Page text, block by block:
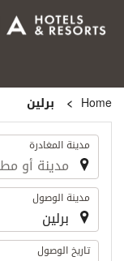
Home
برلين
الرحلة
مدينة المغادرة
مدينة الوصول
. تاريخ الوصول